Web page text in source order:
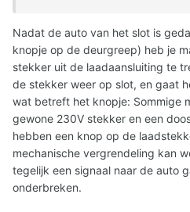
Nadat de auto van het slot is
knopje op de deurgreep) heb je
stekker uit de laadaansluiting te
de stekker weer op slot, en gaat
wat betreft het knopje: Sommige
gewone 230V stekker en een
hebben een knop op de
mechanische vergrendeling kan
tegelijk een signaal naar de auto
onderbreken.